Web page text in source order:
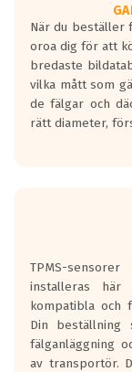
motorljudet.
På
en symbol av ett
bullernivå
medans de vita
ett tyst däck.
regelverket
Ett däck med
godkända för
Ett däck med en
minst tre
regelverk som
När du beställer
oroa dig för att
bredaste
vilka mått som
de fälgar och
rätt diameter,
TPMS-
installeras
kompatibla och
Din beställning
fälganläggning
av transportör.